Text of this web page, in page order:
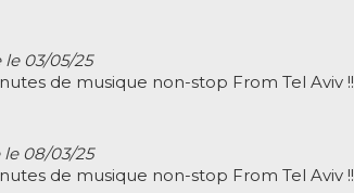
le 03/05/25
de musique non-stop From Tel Aviv !!
le 08/03/25
de musique non-stop From Tel Aviv !!